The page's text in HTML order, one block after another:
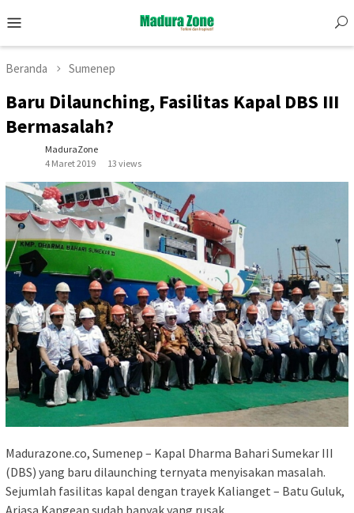
to
Menu
Beranda Sumenep
Baru Dilaunching, Fasilitas Kapal DBS III
Bermasalah?
MaduraZone
4 Maret 2019
13 views
Madurazone.co, Sumenep – Kapal Dharma Bahari Sumekar III
(DBS) yang baru dilaunching ternyata menyisakan masalah.
Sejumlah fasilitas kapal dengan trayek Kalianget – Batu Guluk,